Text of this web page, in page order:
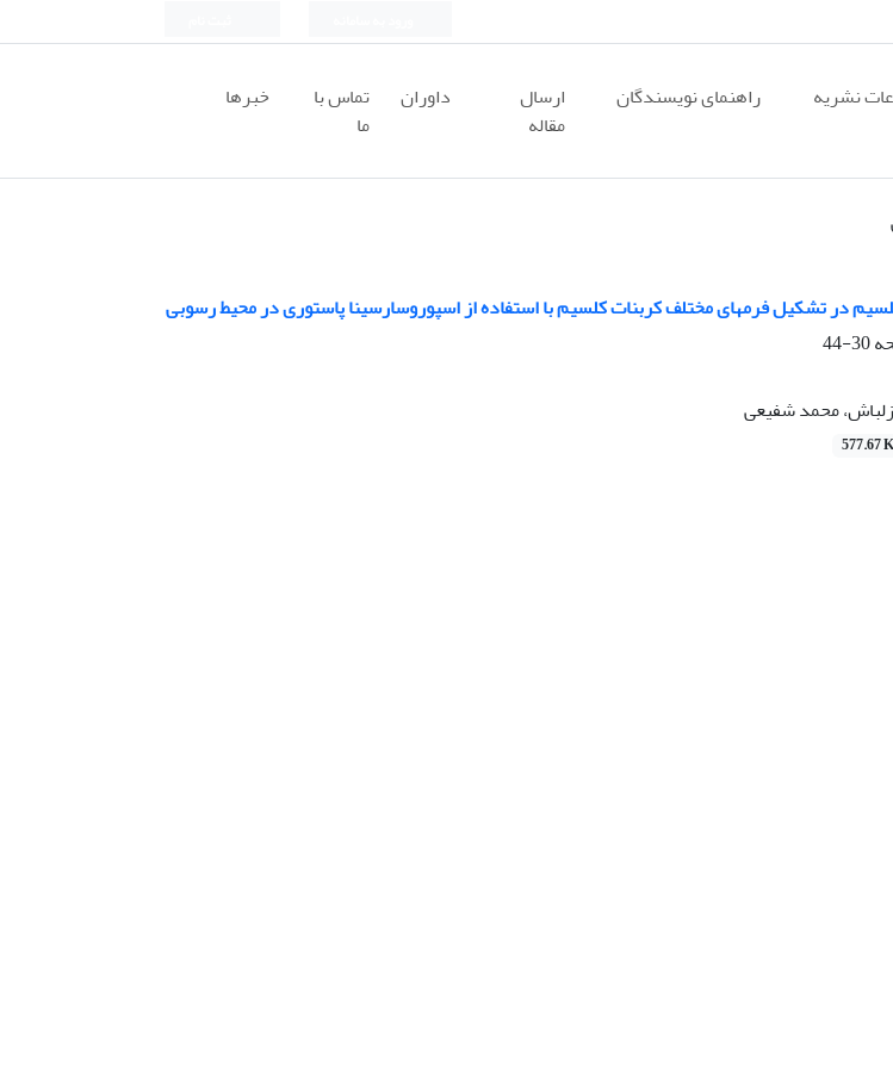
نشریه راهنمای نویسندگان
ارسال
مقاله
داوران
تماس با
ما
خبرها
در تشکیل فرمهای مختلف کربنات کلسیم با استفاده از اسپوروسارسینا پاستوری در محیط رسوبی
30-44
محمد شفیعی
577.67